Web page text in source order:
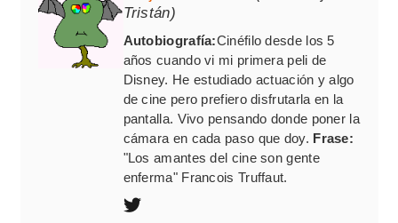
Tristán)
Autobiografía:Cinéfilo desde los 5
años cuando vi mi primera peli de
Disney. He estudiado actuación y algo
de cine pero prefiero disfrutarla en la
pantalla. Vivo pensando donde poner la
cámara en cada paso que doy. Frase:
"Los amantes del cine son gente
enferma" Francois Truffaut.